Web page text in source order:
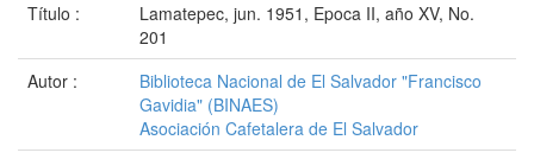
Título :
Lamatepec, jun. 1951, Epoca II, año XV, No.
201
Autor :
Biblioteca Nacional de El Salvador "Francisco
Gavidia" (BINAES)
Asociación Cafetalera de El Salvador